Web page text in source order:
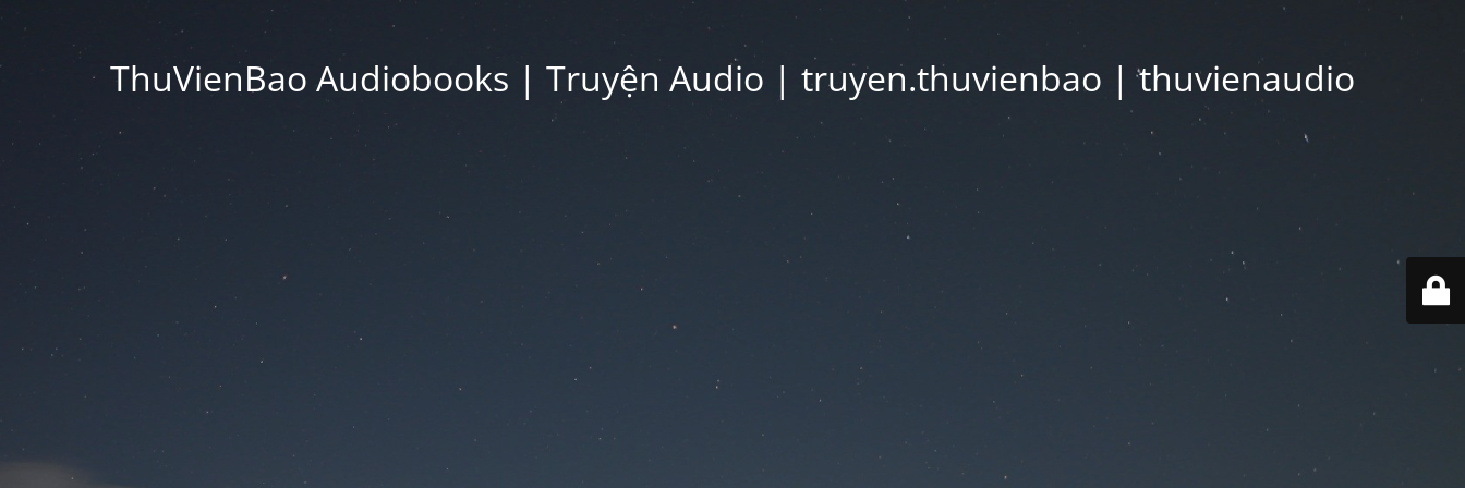
ThuVienBao Audiobooks | Truyện Audio | truyen.thuvienbao | thuvienaudio